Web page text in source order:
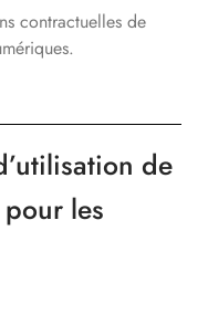
contractuelles de
de
les